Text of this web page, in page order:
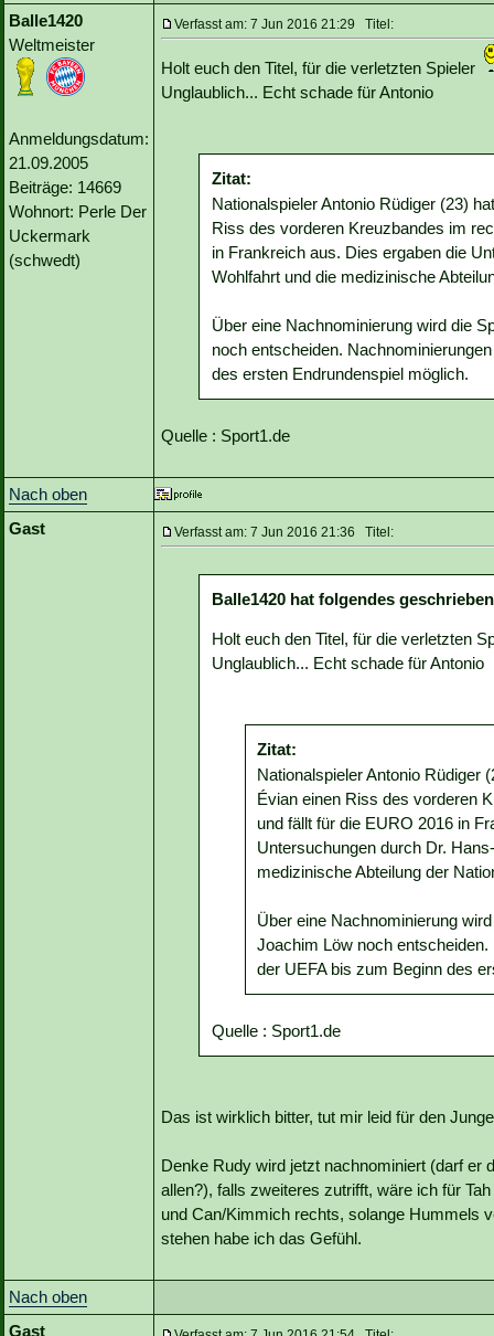
Balle1420
Weltmeister
Anmeldungsdatum:
21.09.2005
Beiträge: 14669
Wohnort: Perle Der
Uckermark
(schwedt)
Verfasst am: 7 Jun 2016 21:29 Titel:
Holt euch den Titel, für die verletzten Spieler
Unglaublich... Echt schade für Antonio
Zitat:
Nationalspieler Antonio Rüdiger (23)
Riss des vorderen Kreuzbandes im
in Frankreich aus. Dies ergaben die
Wohlfahrt und die medizinische
Über eine Nachnominierung wird die
noch entscheiden.
des ersten Endrundenspiel möglich.
Quelle : Sport1.de
Nach oben
Gast
Verfasst am: 7 Jun 2016 21:36 Titel:
Balle1420 hat folgendes
Holt euch den Titel, für die verletzten
Unglaublich... Echt schade für Antonio
Zitat:
Nationalspieler Antonio Rüdiger
Évian einen Riss des vorderen
und fällt für die EURO 2016 in
Untersuchungen durch Dr.
medizinische Abteilung der
Über eine Nachnominierung
Joachim Löw noch
der UEFA bis zum Beginn des
Quelle : Sport1.de
Das ist wirklich bitter, tut mir leid für den
Denke Rudy wird jetzt nachnominiert (darf er
allen?), falls zweiteres zutrifft, wäre ich für
und Can/Kimmich rechts, solange Hummels
stehen habe ich das Gefühl.
Nach oben
Gast